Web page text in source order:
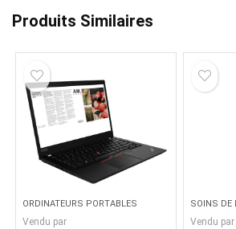
Produits Similaires
ORDINATEURS PORTABLES
Vendu par
SOINS DE
Vendu par